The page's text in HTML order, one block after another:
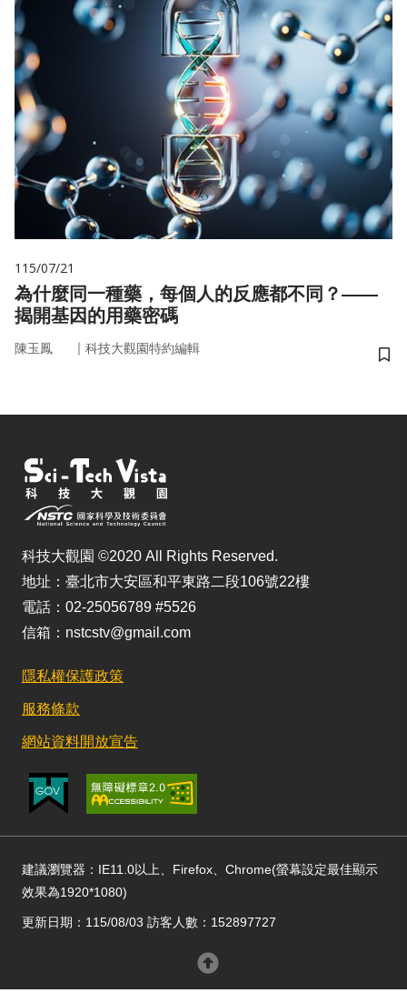
115/07/21
為什麼同一種藥，每個人的反應都不同？——
揭開基因的用藥密碼
陳玉鳳 ｜ 科技大觀園特約編輯
儲
科技大觀園 ©2020 All Rights Reserved.
地址：臺北市大安區和平東路二段106號22樓
電話：02-25056789 #5526
信箱：nstcstv@gmail.com
隱私權保護政策
服務條款
網站資料開放宣告
建議瀏覽器：IE11.0以上、Firefox、Chrome(螢幕設定最佳顯示
效果為1920*1080)
更新日期：115/08/03 訪客人數：152897727
回頂部